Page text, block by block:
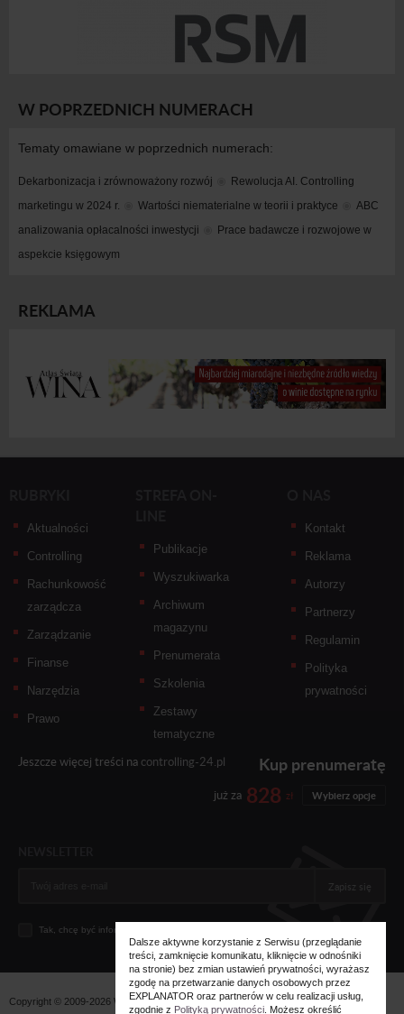
W POPRZEDNICH NUMERACH
Tematy omawiane w poprzednich numerach:
Dekarbonizacja i zrównoważony rozwój
Rewolucja AI. Controlling
marketingu w 2024 r.
Wartości niematerialne w teorii i praktyce
ABC
analizowania opłacalności inwestycji
Prace badawcze i rozwojowe w
aspekcie księgowym
REKLAMA
Aktualności
Controlling
Rachunkowość
zarządcza
Zarządzanie
Finanse
Narzędzia
Prawo
Publikacje
Wyszukiwarka
Archiwum
magazynu
Prenumerata
Szkolenia
Zestawy
tematyczne
Kontakt
Reklama
Autorzy
Partnerzy
Regulamin
Polityka
prywatności
Jeszcze więcej treści na controlling-24.pl Kup prenumeratę
już za 828 zł Wybierz opcje
Zapisz się
Tak, chcę być informowany... (
Copyright © 2009-2026 Wszystkie prawa zastrzeżone. WydawnictwoExplanator -
Dalsze aktywne korzystanie z Serwisu (przeglądanie
treści, zamknięcie komunikatu, kliknięcie w odnośniki
na stronie) bez zmian ustawień prywatności, wyrażasz
zgodę na przetwarzanie danych osobowych przez
EXPLANATOR oraz partnerów w celu realizacji usług,
zgodnie z Polityką prywatności . Możesz określić